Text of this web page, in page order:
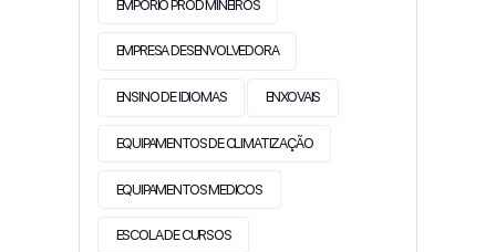
EMPORIO PROD MINEIROS
EMPRESA DESENVOLVEDORA
ENSINO DE IDIOMAS ENXOVAIS
EQUIPAMENTOS DE CLIMATIZAÇÃO
EQUIPAMENTOS MEDICOS
ESCOLA DE CURSOS